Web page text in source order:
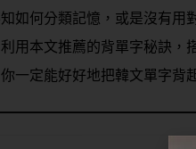
如何分類記憶，或是沒有用
用本文推薦的背單字秘訣，
一定能好好地把韓文單字背